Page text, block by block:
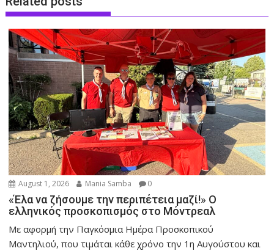
August 1, 2026 Mania Samba 0
«Έλα να ζήσουμε την περιπέτεια μαζί!» Ο
ελληνικός προσκοπισμός στο Μόντρεαλ
Με αφορμή την Παγκόσμια Ημέρα Προσκοπικού
Μαντηλιού, που τιμάται κάθε χρόνο την 1η Αυγούστου και